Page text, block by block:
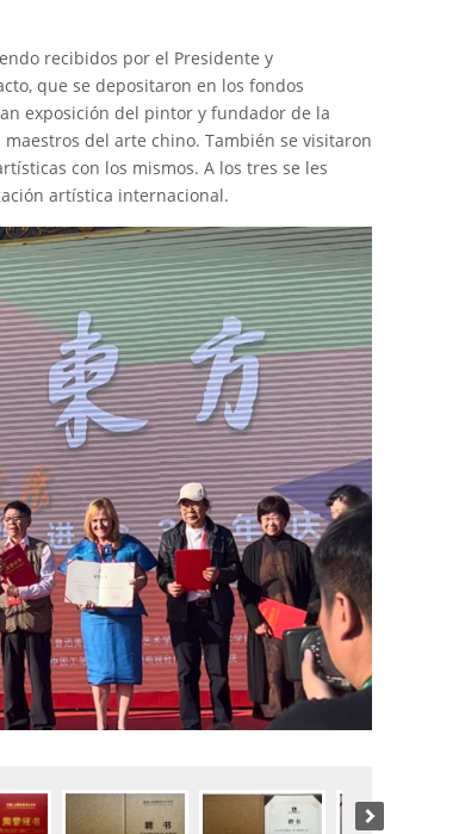
recibidos por el Presidente y
que se depositaron en los fondos
exposición del pintor y fundador de la
del arte chino. También se visitaron
con los mismos. A los tres se les
artística internacional.